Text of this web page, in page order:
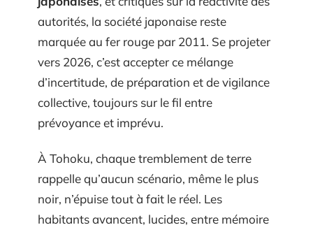
autorités, la société japonaise reste
marquée au fer rouge par 2011. Se projeter
vers 2026, c’est accepter ce mélange
d’incertitude, de préparation et de vigilance
collective, toujours sur le fil entre
prévoyance et imprévu.
À Tohoku, chaque tremblement de terre
rappelle qu’aucun scénario, même le plus
noir, n’épuise tout à fait le réel. Les
habitants avancent, lucides, entre mémoire